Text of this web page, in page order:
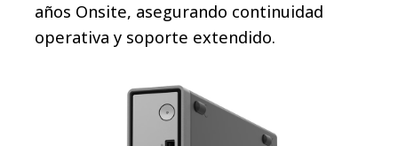
años Onsite, asegurando continuidad
operativa y soporte extendido.